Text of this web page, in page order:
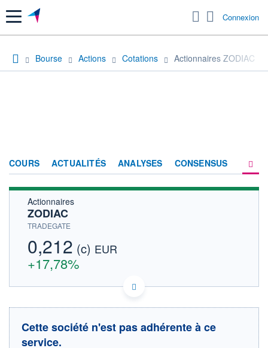
Menu Connexion
Bourse Actions Cotations Actionnaires ZODIAC
COURS ACTUALITÉS ANALYSES CONSENSUS
Actionnaires
ZODIAC
TRADEGATE
0,212 (c) EUR
+17,78%
CA98980T1049 K19
Cotation sur les autres places
Cette société n'est pas adhérente à ce
service.